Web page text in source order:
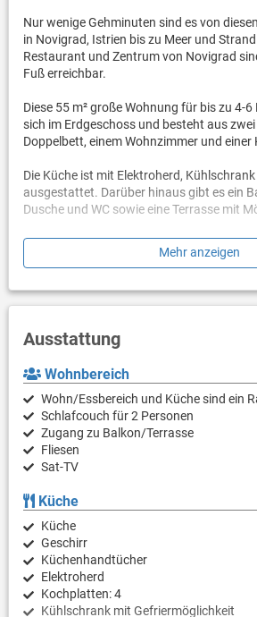
Nur wenige Gehminuten sind es von
in Novigrad, Istrien bis zu Meer und
Restaurant und Zentrum von Novigrad
Fuß erreichbar.
Diese 55 m² große Wohnung für bis zu 4-
sich im Erdgeschoss und besteht aus
Doppelbett, einem Wohnzimmer und einer
Die Küche ist mit Elektroherd,
ausgestattet. Darüber hinaus gibt es ein
Dusche und WC sowie eine Terrasse mit
SAT-TV, Klimaanlage, WLAN, Bettwäsche
im Preis inbegriffen, Haustiere sind
Mehr anzeigen
Ausstattung
Wohnbereich
Wohn/Essbereich und Küche sind ein
Schlafcouch für 2 Personen
Zugang zu Balkon/Terrasse
Fliesen
Sat-TV
Küche
Küche
Geschirr
Küchenhandtücher
Elektroherd
Kochplatten: 4
Kühlschrank mit Gefriermöglichkeit